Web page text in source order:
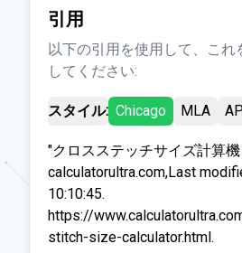
引用
以下の引用を使用して、これ
してください:
スタイル: Chicago MLA
"クロスステッチサイズ計算機
calculatorultra.com,Last
10:10:45.
https://
stitch-size-calculator.html.